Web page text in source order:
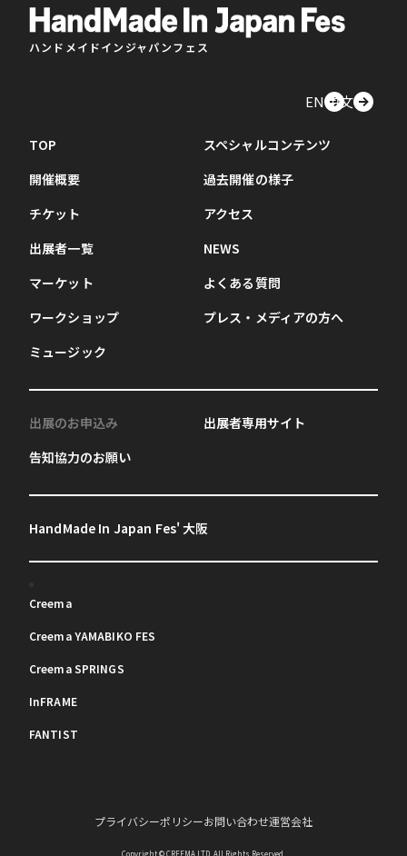
ハンドメイドインジャパンフェス
EN中文
TOP
開催概要
チケット
出展者一覧
マーケット
ワークショップ
ミュージック
スペシャルコンテンツ
過去開催の様子
アクセス
NEWS
よくある質問
プレス・メディアの方へ
出展のお申込み
告知協力のお願い
出展者専用サイト
HandMade In Japan Fes' 大阪
Creema
Creema YAMABIKO FES
Creema SPRINGS
InFRAME
FANTIST
プライバシーポリシーお問い合わせ運営会社
Copyright © CREEMA LTD. All Rights Reserved.